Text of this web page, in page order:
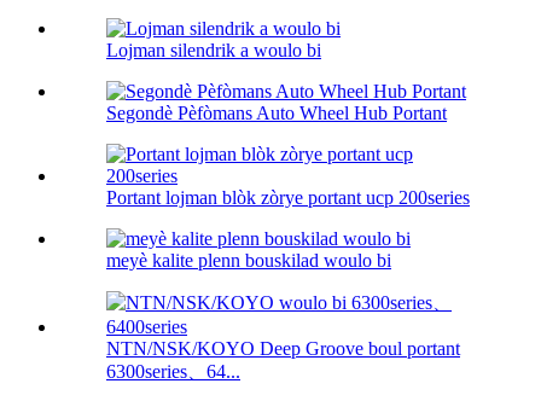
Lojman silendrik a woulo bi
Segondè Pèfòmans Auto Wheel Hub Portant
Portant lojman blòk zòrye portant ucp 200series
meyè kalite plenn bouskilad woulo bi
NTN/NSK/KOYO Deep Groove boul portant
6300series、64...